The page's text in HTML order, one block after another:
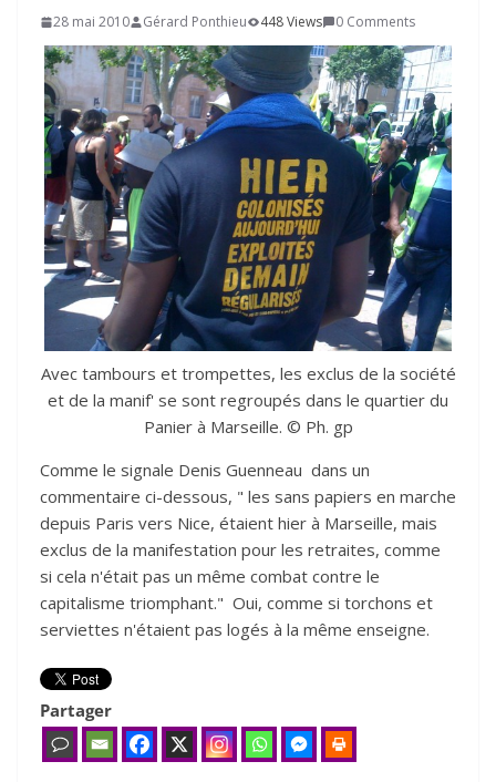
28 mai 2010 Gérard Ponthieu 448 Views 0 Comments
Avec tambours et trompettes, les exclus de la société
et de la manif' se sont regroupés dans le quartier du
Panier à Marseille. © Ph. gp
Comme le signale Denis Guenneau dans un
commentaire ci-dessous, " les sans papiers en marche
depuis Paris vers Nice, étaient hier à Marseille, mais
exclus de la manifestation pour les retraites, comme
si cela n'était pas un même combat contre le
capitalisme triomphant." Oui, comme si torchons et
serviettes n'étaient pas logés à la même enseigne.
Partager